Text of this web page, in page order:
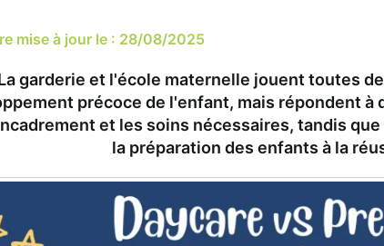
mise à jour le : 28/08/2025
garderie et l'école maternelle jouent toutes
précoce de l'enfant, mais répondent à
et les soins nécessaires, tandis
la préparation des enfants à la